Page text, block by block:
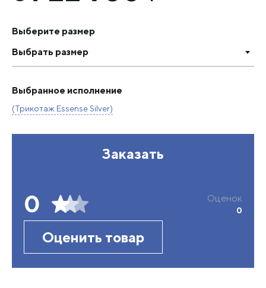
Выберите размер
Выбрать размер
Выбранное исполнение
(Трикотаж Essense Silver)
Заказать
0 Оценок
0
Оценить товар